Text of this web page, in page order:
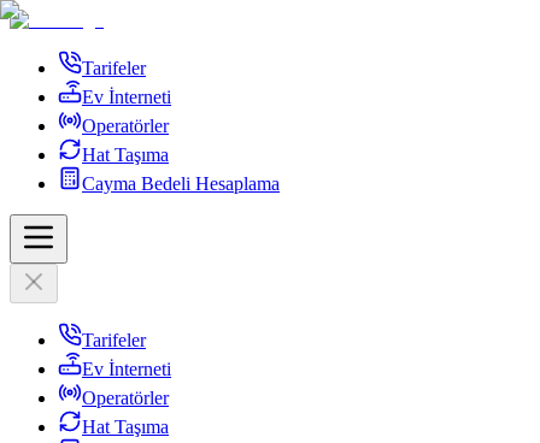
Tarifeler
Ev İnterneti
Operatörler
Hat Taşıma
Cayma Bedeli Hesaplama
Tarifeler
Ev İnterneti
Operatörler
Hat Taşıma